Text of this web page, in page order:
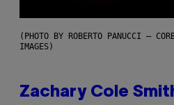
(PHOTO BY ROBERTO PANUCCI –
IMAGES)
Zachary Cole